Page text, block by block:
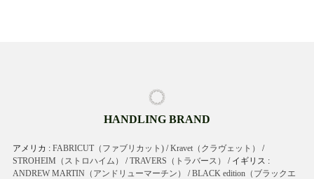
HANDLING BRAND
アメリカ : FABRICUT（ファブリカット)/Kravet（クラヴェット）
/
STROHEIM（ストロハイム）
/TRAVERS（トラバース）
/ イギリス :
ANDREW MARTIN（アンドリューマーチン）
/BLACK edition（ブラックエ